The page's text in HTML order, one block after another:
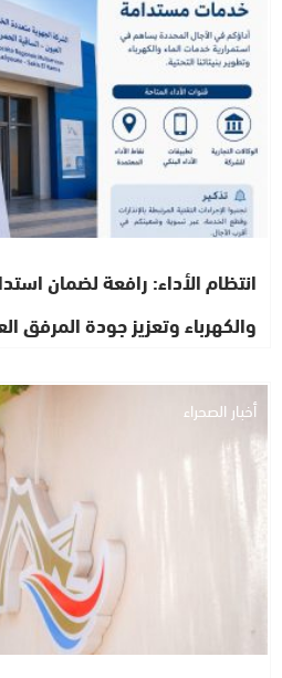
انتظام الأداء: رافعة لضمان
والكهرباء وتعزيز جودة المرفق
أخبار الصحراء